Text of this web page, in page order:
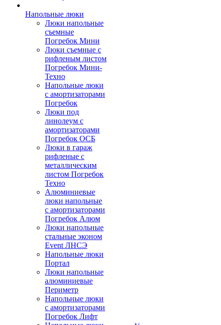
Напольные люки
Люки напольные
съемные
Погребок Мини
Люки съемные с
рифленым листом
Погребок Мини-
Техно
Напольные люки
с амортизаторами
Погребок
Люки под
линолеум с
амортизаторами
Погребок ОСБ
Люки в гараж
рифленые с
металлическим
листом Погребок
Техно
Алюминиевые
люки напольные
с амортизаторами
Погребок Алюм
Люки напольные
стальные эконом
Event ЛНСЭ
Напольные люки
Портал
Люки напольные
алюминиевые
Периметр
Напольные люки
с амортизаторами
Погребок Лифт